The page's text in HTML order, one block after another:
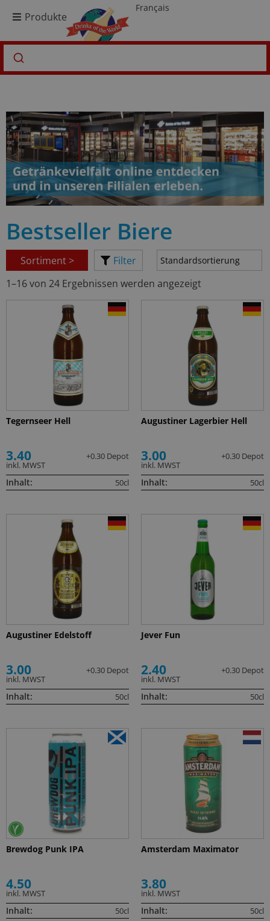
Produkte
Français
Bestseller Biere
Sortiment >
Filter
1–16 von 24 Ergebnissen werden angezeigt
Tegernseer Hell
3.40
inkl. MWST
+0.30 Depot
Inhalt: 50cl
Augustiner Lagerbier Hell
3.00
inkl. MWST
+0.30 Depot
Inhalt: 50cl
Augustiner Edelstoff
3.00
inkl. MWST
+0.30 Depot
Inhalt: 50cl
Jever Fun
2.40
inkl. MWST
+0.30 Depot
Inhalt: 50cl
Brewdog Punk IPA
4.50
inkl. MWST
Inhalt: 50cl
Amsterdam Maximator
3.80
inkl. MWST
Inhalt: 50cl